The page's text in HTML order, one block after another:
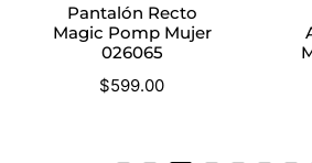
Pantalón Recto
Magic Pomp Mujer
026065
$599.00